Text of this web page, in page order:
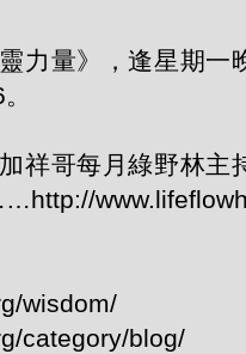
力量》，逢星期一
祥哥每月綠野林主
wisdom/
category/blog/